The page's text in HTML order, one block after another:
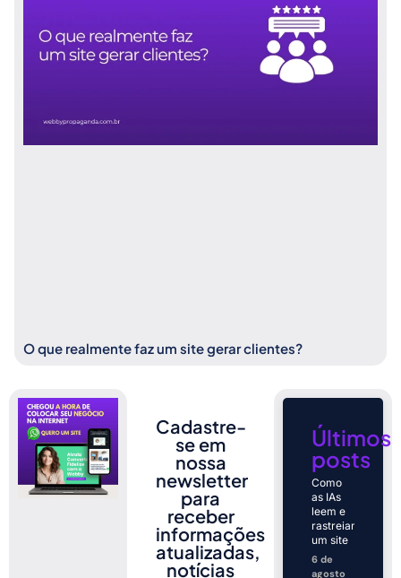
O que realmente faz um site gerar clientes?
Cadastre-
se em
nossa
newsletter
para
receber
informações
atualizadas,
notícias
Últimos
posts
Como
as IAs
leem e
rastreiam
um site
6 de
agosto